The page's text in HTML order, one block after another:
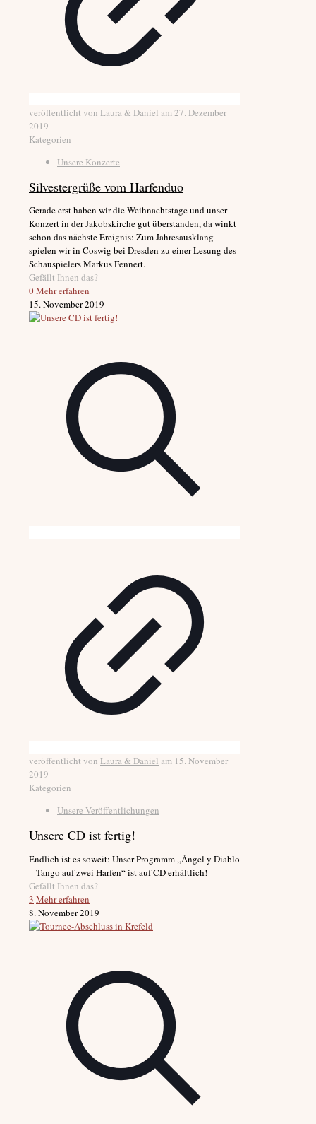
veröffentlicht von Laura & Daniel am 27. Dezember
2019
Kategorien
Unsere Konzerte
Silvestergrüße vom Harfenduo
Gerade erst haben wir die Weihnachtstage und unser
Konzert in der Jakobskirche gut überstanden, da winkt
schon das nächste Ereignis: Zum Jahresausklang
spielen wir in Coswig bei Dresden zu einer Lesung des
Schauspielers Markus Fennert.
Gefällt Ihnen das?
0Mehr erfahren
15. November 2019
veröffentlicht von Laura & Daniel am 15. November
2019
Kategorien
Unsere Veröffentlichungen
Unsere CD ist fertig!
Endlich ist es soweit: Unser Programm „Ángel y Diablo
– Tango auf zwei Harfen“ ist auf CD erhältlich!
Gefällt Ihnen das?
3 Mehr erfahren
8. November 2019